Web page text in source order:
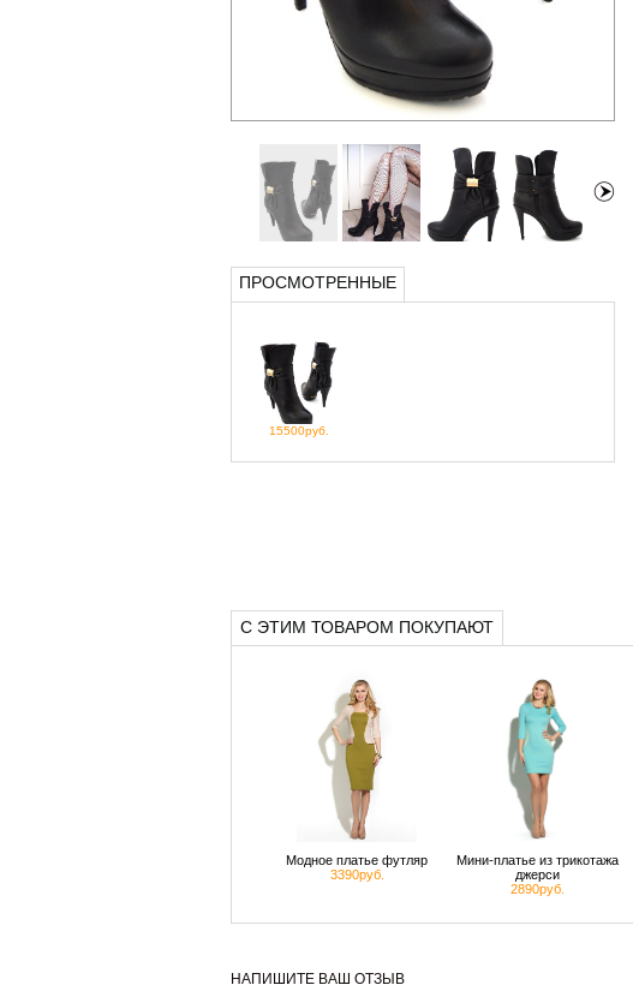
ПРОСМОТРЕННЫЕ
15500руб.
С ЭТИМ ТОВАРОМ ПОКУПАЮТ
Модное платье футляр
3390руб.
Мини-платье из трикотажа
джерси
2890руб.
НАПИШИТЕ ВАШ ОТЗЫВ